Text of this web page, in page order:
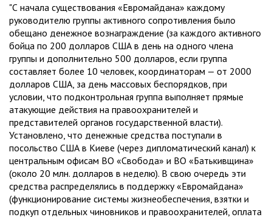
"С начала существования «Евромайдана» каждому
руководителю группы активного сопротивления было
обещано денежное вознаграждение (за каждого активного
бойца по 200 долларов США в день на одного члена
группы и дополнительно 500 долларов, если группа
составляет более 10 человек, координаторам — от 2000
долларов США, за день массовых беспорядков, при
условии, что подконтрольная группа выполняет прямые
атакующие действия на правоохранителей и
представителей органов государственной власти).
Установлено, что денежные средства поступали в
посольство США в Киеве (через дипломатический канал) к
центральным офисам ВО «Свобода» и ВО «Батькивщина»
(около 20 млн. долларов в неделю). В свою очередь эти
средства распределялись в поддержку «Евромайдана»
(функционирование системы жизнеобеспечения, взятки и
подкуп отдельных чиновников и правоохранителей, оплата